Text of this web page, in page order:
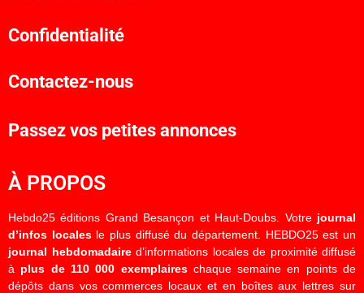
Confidentialité
Contactez-nous
Passez vos petites annonces
À PROPOS
Hebdo25 éditions Grand Besançon et Haut-Doubs. Votre journal
d’infos localesle plus diffusé du département. HEBDO25 est un
journal hebdomadaired’informations locales de proximité diffusé
à plus de 110 000 exemplaireschaque semaine en points de
dépôts dans vos commerces locaux et en boîtes aux lettres sur